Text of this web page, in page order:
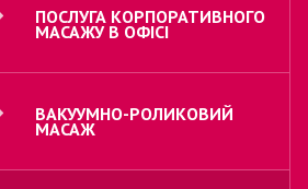
ПОСЛУГА КОРПОРАТИВНОГО
МАСАЖУ В ОФІСІ
ВАКУУМНО-РОЛИКОВИЙ
МАСАЖ